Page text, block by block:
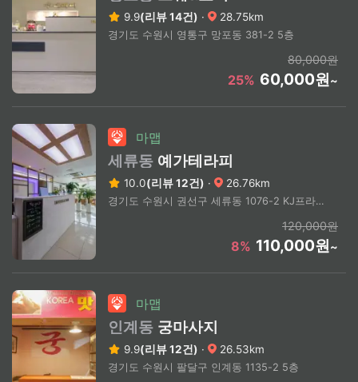
9.9(리뷰 14건) · 28.75km
경기도 수원시 영통구 망포동 381-2 5층
80,000원
25% 60,000원~
마맵
세류동 예가테라피
10.0(리뷰 12건) · 26.76km
경기도 수원시 권선구 세류동 1076-2 KJ프라자 5층
120,000원
8% 110,000원~
마맵
인계동 궁마사지
9.9(리뷰 12건) · 26.53km
경기도 수원시 팔달구 인계동 1135-2 5층